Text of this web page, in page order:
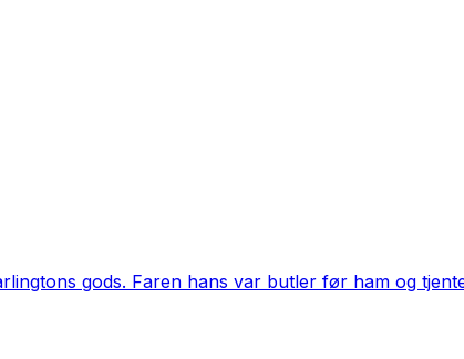
gods. Faren hans var butler før ham og